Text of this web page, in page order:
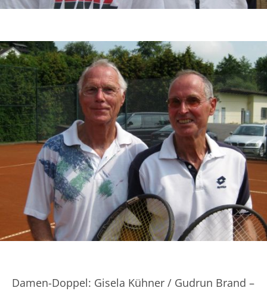
Damen-Doppel: Gisela Kühner / Gudrun Brand –